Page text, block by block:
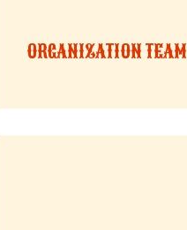
ORGANIZATION TEAM